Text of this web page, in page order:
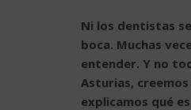
Ni los dentistas
boca. Muchas
entender. Y no
Asturias,
explicamos qué